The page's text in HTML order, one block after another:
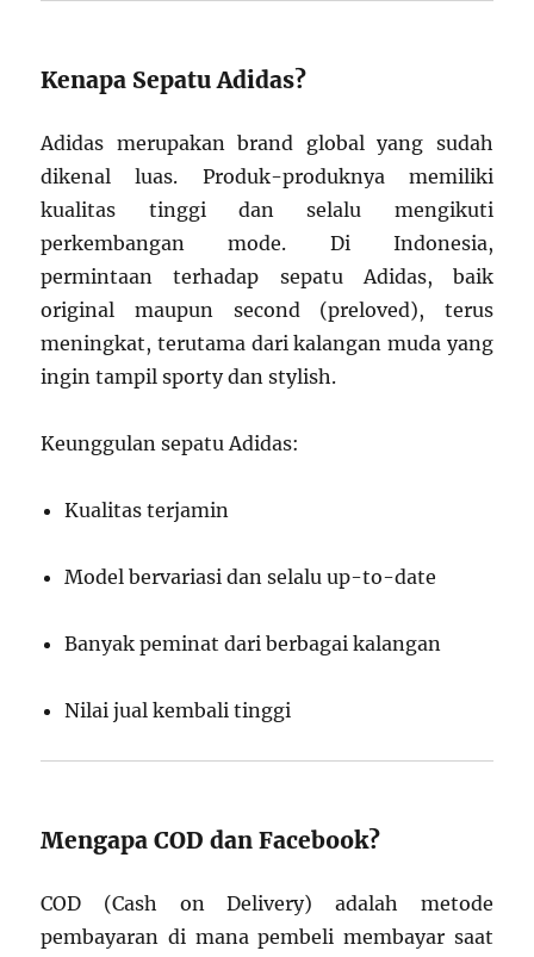
Kenapa Sepatu Adidas?
Adidas merupakan brand global yang sudah
dikenal luas. Produk-produknya memiliki
kualitas tinggi dan selalu mengikuti
perkembangan mode. Di Indonesia,
permintaan terhadap sepatu Adidas, baik
original maupun second (preloved), terus
meningkat, terutama dari kalangan muda yang
ingin tampil sporty dan stylish.
Keunggulan sepatu Adidas:
Kualitas terjamin
Model bervariasi dan selalu up-to-date
Banyak peminat dari berbagai kalangan
Nilai jual kembali tinggi
Mengapa COD dan Facebook?
COD (Cash on Delivery) adalah metode
pembayaran di mana pembeli membayar saat